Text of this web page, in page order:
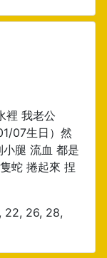
裡 我老公
07生日）然
腿 流血 都是
蛇 捲起來 捏
22, 26, 28,